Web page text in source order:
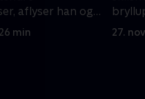
aflyser han og
min 27.